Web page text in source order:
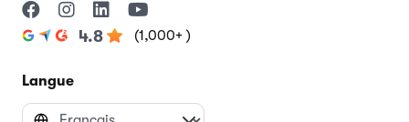
4.8 (1,000+ )
Langue